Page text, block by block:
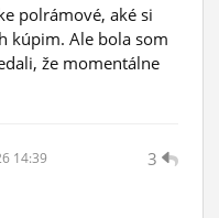
polrámové, aké si
kúpim. Ale bola som
že momentálne
3
14:39